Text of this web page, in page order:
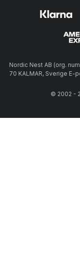
Nordic Nest AB (org.
70 KALMAR, Sverige
© 2002 -